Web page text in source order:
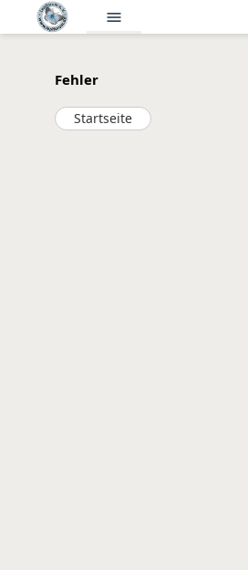
menu
Fehler
Startseite